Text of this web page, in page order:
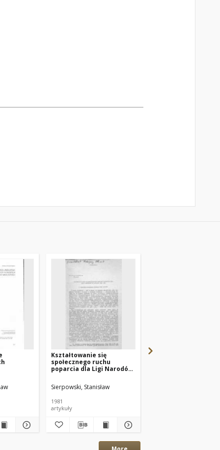
Kształtowanie się
społecznego ruchu
poparcia dla Ligi Narodów
Sierpowski, Stanisław
1981
artykuły